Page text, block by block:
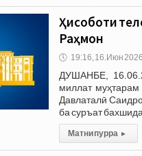
Ҳисоботи
Раҳмон
🕔 19:16, 16.Июн 2026
ДУШАНБЕ,
миллат
Давлаталӣ
ба суръат
Матни пурра ▸